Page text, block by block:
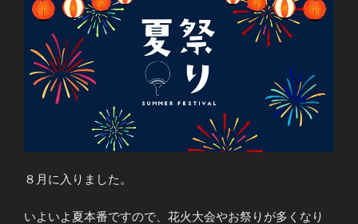
８月に入りました。
いよいよ夏本番ですので、花火大会やお祭りが多くなり